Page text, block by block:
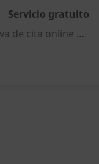
Servicio gratuito
Este especialista no ofrece reserva de cita online en esta dirección.